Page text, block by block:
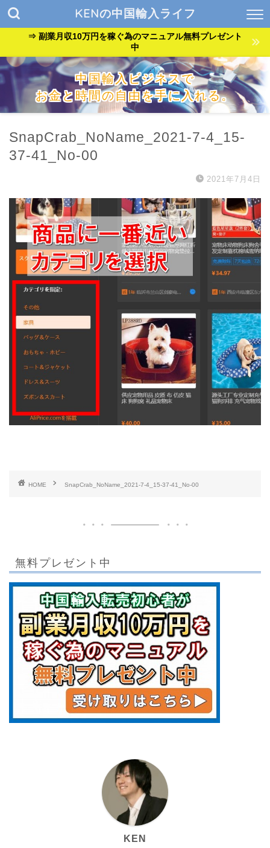
KENの中国輸入ライフ
⇒ 副業月収10万円を稼ぐ為のマニュアル無料プレゼント
中
中国輸入ビジネスで
お金と時間の自由を手に入れる。
た方法を公開中。
SnapCrab_NoName_2021-7-4_15-
37-41_No-00
2021年7月4日
HOME SnapCrab_NoName_2021-7-4_15-37-41_No-00
無料プレゼント中
KEN